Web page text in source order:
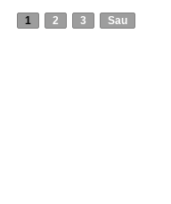
1 2 3 Sau